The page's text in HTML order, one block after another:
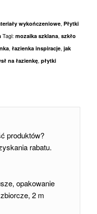
wykończeniowe, Płytki
Tagi: mozaika szklana, szkło
, łazienka inspiracje, jak
na łazienkę, płytki
produktów?
rabatu.
opakowanie
2 m